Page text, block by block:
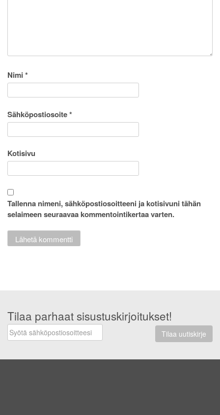
Nimi *
Sähköpostiosoite*
Kotisivu
Tallenna nimeni, sähköpostiosoitteeni ja kotisivuni tähän
selaimeen seuraavaa kommentointikertaa varten.
Tilaa parhaat sisustuskirjoitukset!
Tilaa uutiskirje